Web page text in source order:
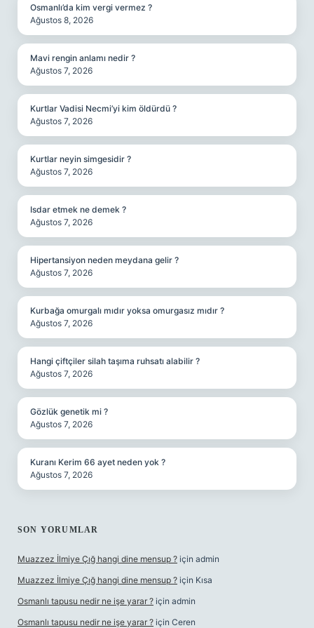
Osmanlı’da kim vergi vermez ?
Ağustos 8, 2026
Mavi rengin anlamı nedir ?
Ağustos 7, 2026
Kurtlar Vadisi Necmi’yi kim öldürdü ?
Ağustos 7, 2026
Kurtlar neyin simgesidir ?
Ağustos 7, 2026
Isdar etmek ne demek ?
Ağustos 7, 2026
Hipertansiyon neden meydana gelir ?
Ağustos 7, 2026
Kurbağa omurgalı mıdır yoksa omurgasız mıdır ?
Ağustos 7, 2026
Hangi çiftçiler silah taşıma ruhsatı alabilir ?
Ağustos 7, 2026
Gözlük genetik mi ?
Ağustos 7, 2026
Kuranı Kerim 66 ayet neden yok ?
Ağustos 7, 2026
SON YORUMLAR
Muazzez İlmiye Çığ hangi dine mensup ? için admin
Muazzez İlmiye Çığ hangi dine mensup ? için Kısa
Osmanlı tapusu nedir ne işe yarar ? için admin
Osmanlı tapusu nedir ne işe yarar ? için Ceren